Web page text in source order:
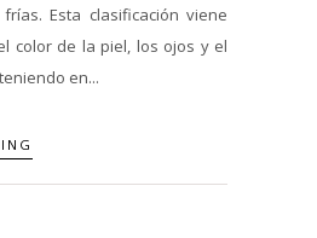
Esta clasificación viene
color de la piel, los ojos y el
en...